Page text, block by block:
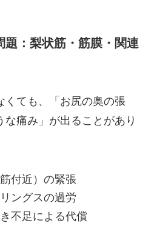
題：梨状筋・筋膜・関連
くても、「お尻の奥の張
な痛み」が出ることがあり
付近）の緊張
ングスの過労
不足による代償